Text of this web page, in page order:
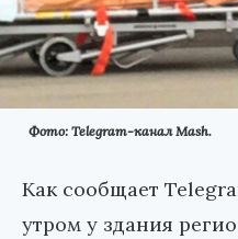
Фото: Telegram-канал Mash.
Как сообщает
утром у здания